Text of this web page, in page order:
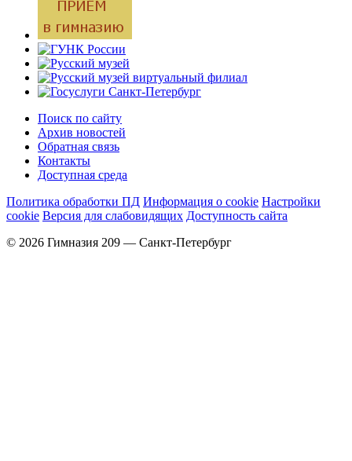
Поиск по сайту
Архив новостей
Обратная связь
Контакты
Доступная среда
Политика обработки ПД Информация о cookie Настройки
cookie Версия для слабовидящих Доступность сайта
© 2026 Гимназия 209 — Санкт-Петербург